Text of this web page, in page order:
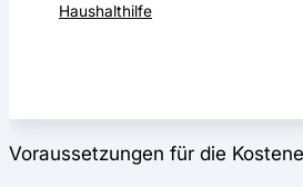
Haushalthilfe
Voraussetzungen für die